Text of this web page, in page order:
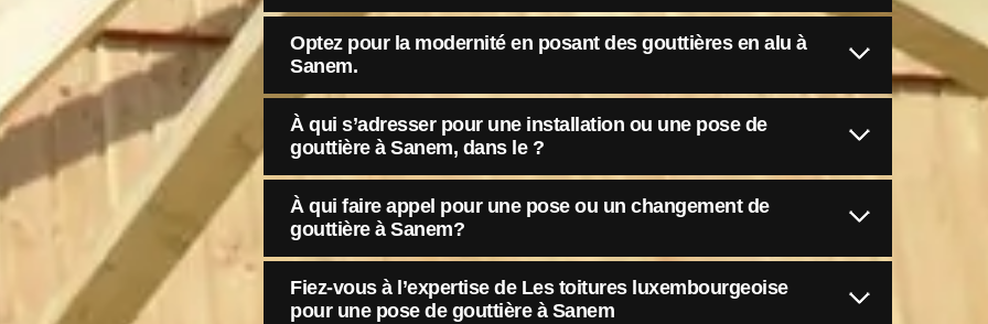
Optez pour la modernité en posant des gouttières en alu à
Sanem.
À qui s’adresser pour une installation ou une pose de
gouttière à Sanem, dans le ?
À qui faire appel pour une pose ou un changement de
gouttière à Sanem?
Fiez-vous à l’expertise de Les toitures luxembourgeoise
pour une pose de gouttière à Sanem